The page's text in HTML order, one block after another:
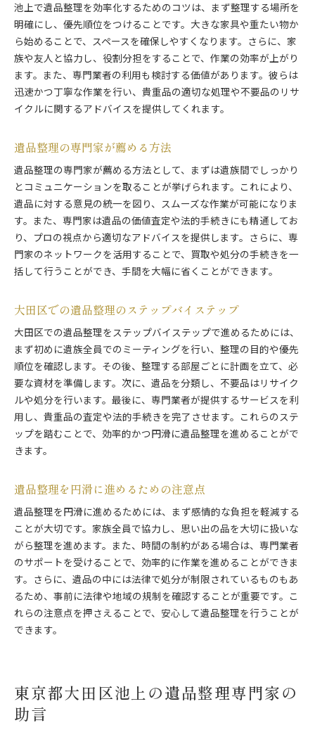
池上で遺品整理を効率化するためのコツは、まず整理する場所を
明確にし、優先順位をつけることです。大きな家具や重たい物か
ら始めることで、スペースを確保しやすくなります。さらに、家
族や友人と協力し、役割分担をすることで、作業の効率が上がり
ます。また、専門業者の利用も検討する価値があります。彼らは
迅速かつ丁寧な作業を行い、貴重品の適切な処理や不要品のリサ
イクルに関するアドバイスを提供してくれます。
遺品整理の専門家が薦める方法
遺品整理の専門家が薦める方法として、まずは遺族間でしっかり
とコミュニケーションを取ることが挙げられます。これにより、
遺品に対する意見の統一を図り、スムーズな作業が可能になりま
す。また、専門家は遺品の価値査定や法的手続きにも精通してお
り、プロの視点から適切なアドバイスを提供します。さらに、専
門家のネットワークを活用することで、買取や処分の手続きを一
括して行うことができ、手間を大幅に省くことができます。
大田区での遺品整理のステップバイステップ
大田区での遺品整理をステップバイステップで進めるためには、
まず初めに遺族全員でのミーティングを行い、整理の目的や優先
順位を確認します。その後、整理する部屋ごとに計画を立て、必
要な資材を準備します。次に、遺品を分類し、不要品はリサイク
ルや処分を行います。最後に、専門業者が提供するサービスを利
用し、貴重品の査定や法的手続きを完了させます。これらのステ
ップを踏むことで、効率的かつ円滑に遺品整理を進めることがで
きます。
遺品整理を円滑に進めるための注意点
遺品整理を円滑に進めるためには、まず感情的な負担を軽減する
ことが大切です。家族全員で協力し、思い出の品を大切に扱いな
がら整理を進めます。また、時間の制約がある場合は、専門業者
のサポートを受けることで、効率的に作業を進めることができま
す。さらに、遺品の中には法律で処分が制限されているものもあ
るため、事前に法律や地域の規制を確認することが重要です。こ
れらの注意点を押さえることで、安心して遺品整理を行うことが
できます。
東京都大田区池上の遺品整理専門家の
助言